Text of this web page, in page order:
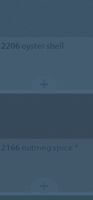
2206 oyster shell
2166 nutmeg spice *